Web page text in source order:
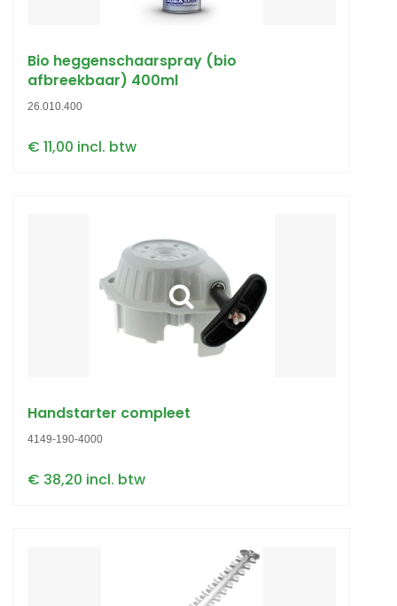
Bio heggenschaarspray (bio
afbreekbaar) 400ml
26.010.400
€ 11,00 incl. btw
Handstarter compleet
4149-190-4000
€ 38,20 incl. btw